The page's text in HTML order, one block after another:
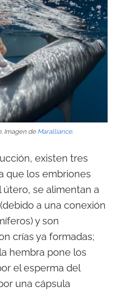
Imagen de Maralliance.
existen tres
que los embriones
se alimentan a
a una conexión
y son
crías ya formadas;
hembra pone los
el esperma del
una cápsula